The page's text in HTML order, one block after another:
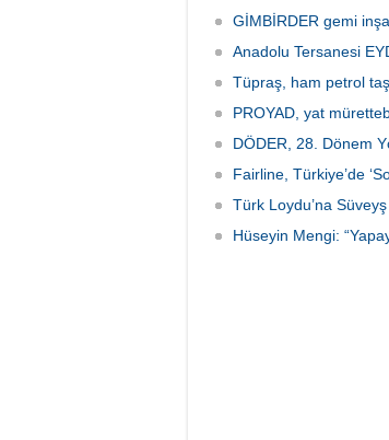
GİMBİRDER gemi
Anadolu Tersanesi
Tüpraş, ham petrol
PROYAD, yat
DÖDER, 28. Dönem
Fairline, Türkiye’de
Türk Loydu’na
Hüseyin Mengi: